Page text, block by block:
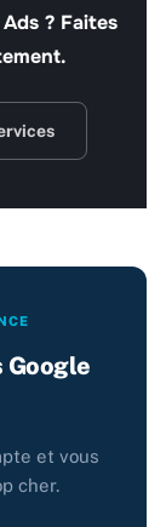
? Faites
Google
et vous
cher.